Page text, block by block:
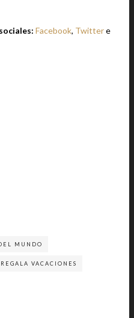
Facebook, Twittere
MUNDO
REGALA VACACIONES